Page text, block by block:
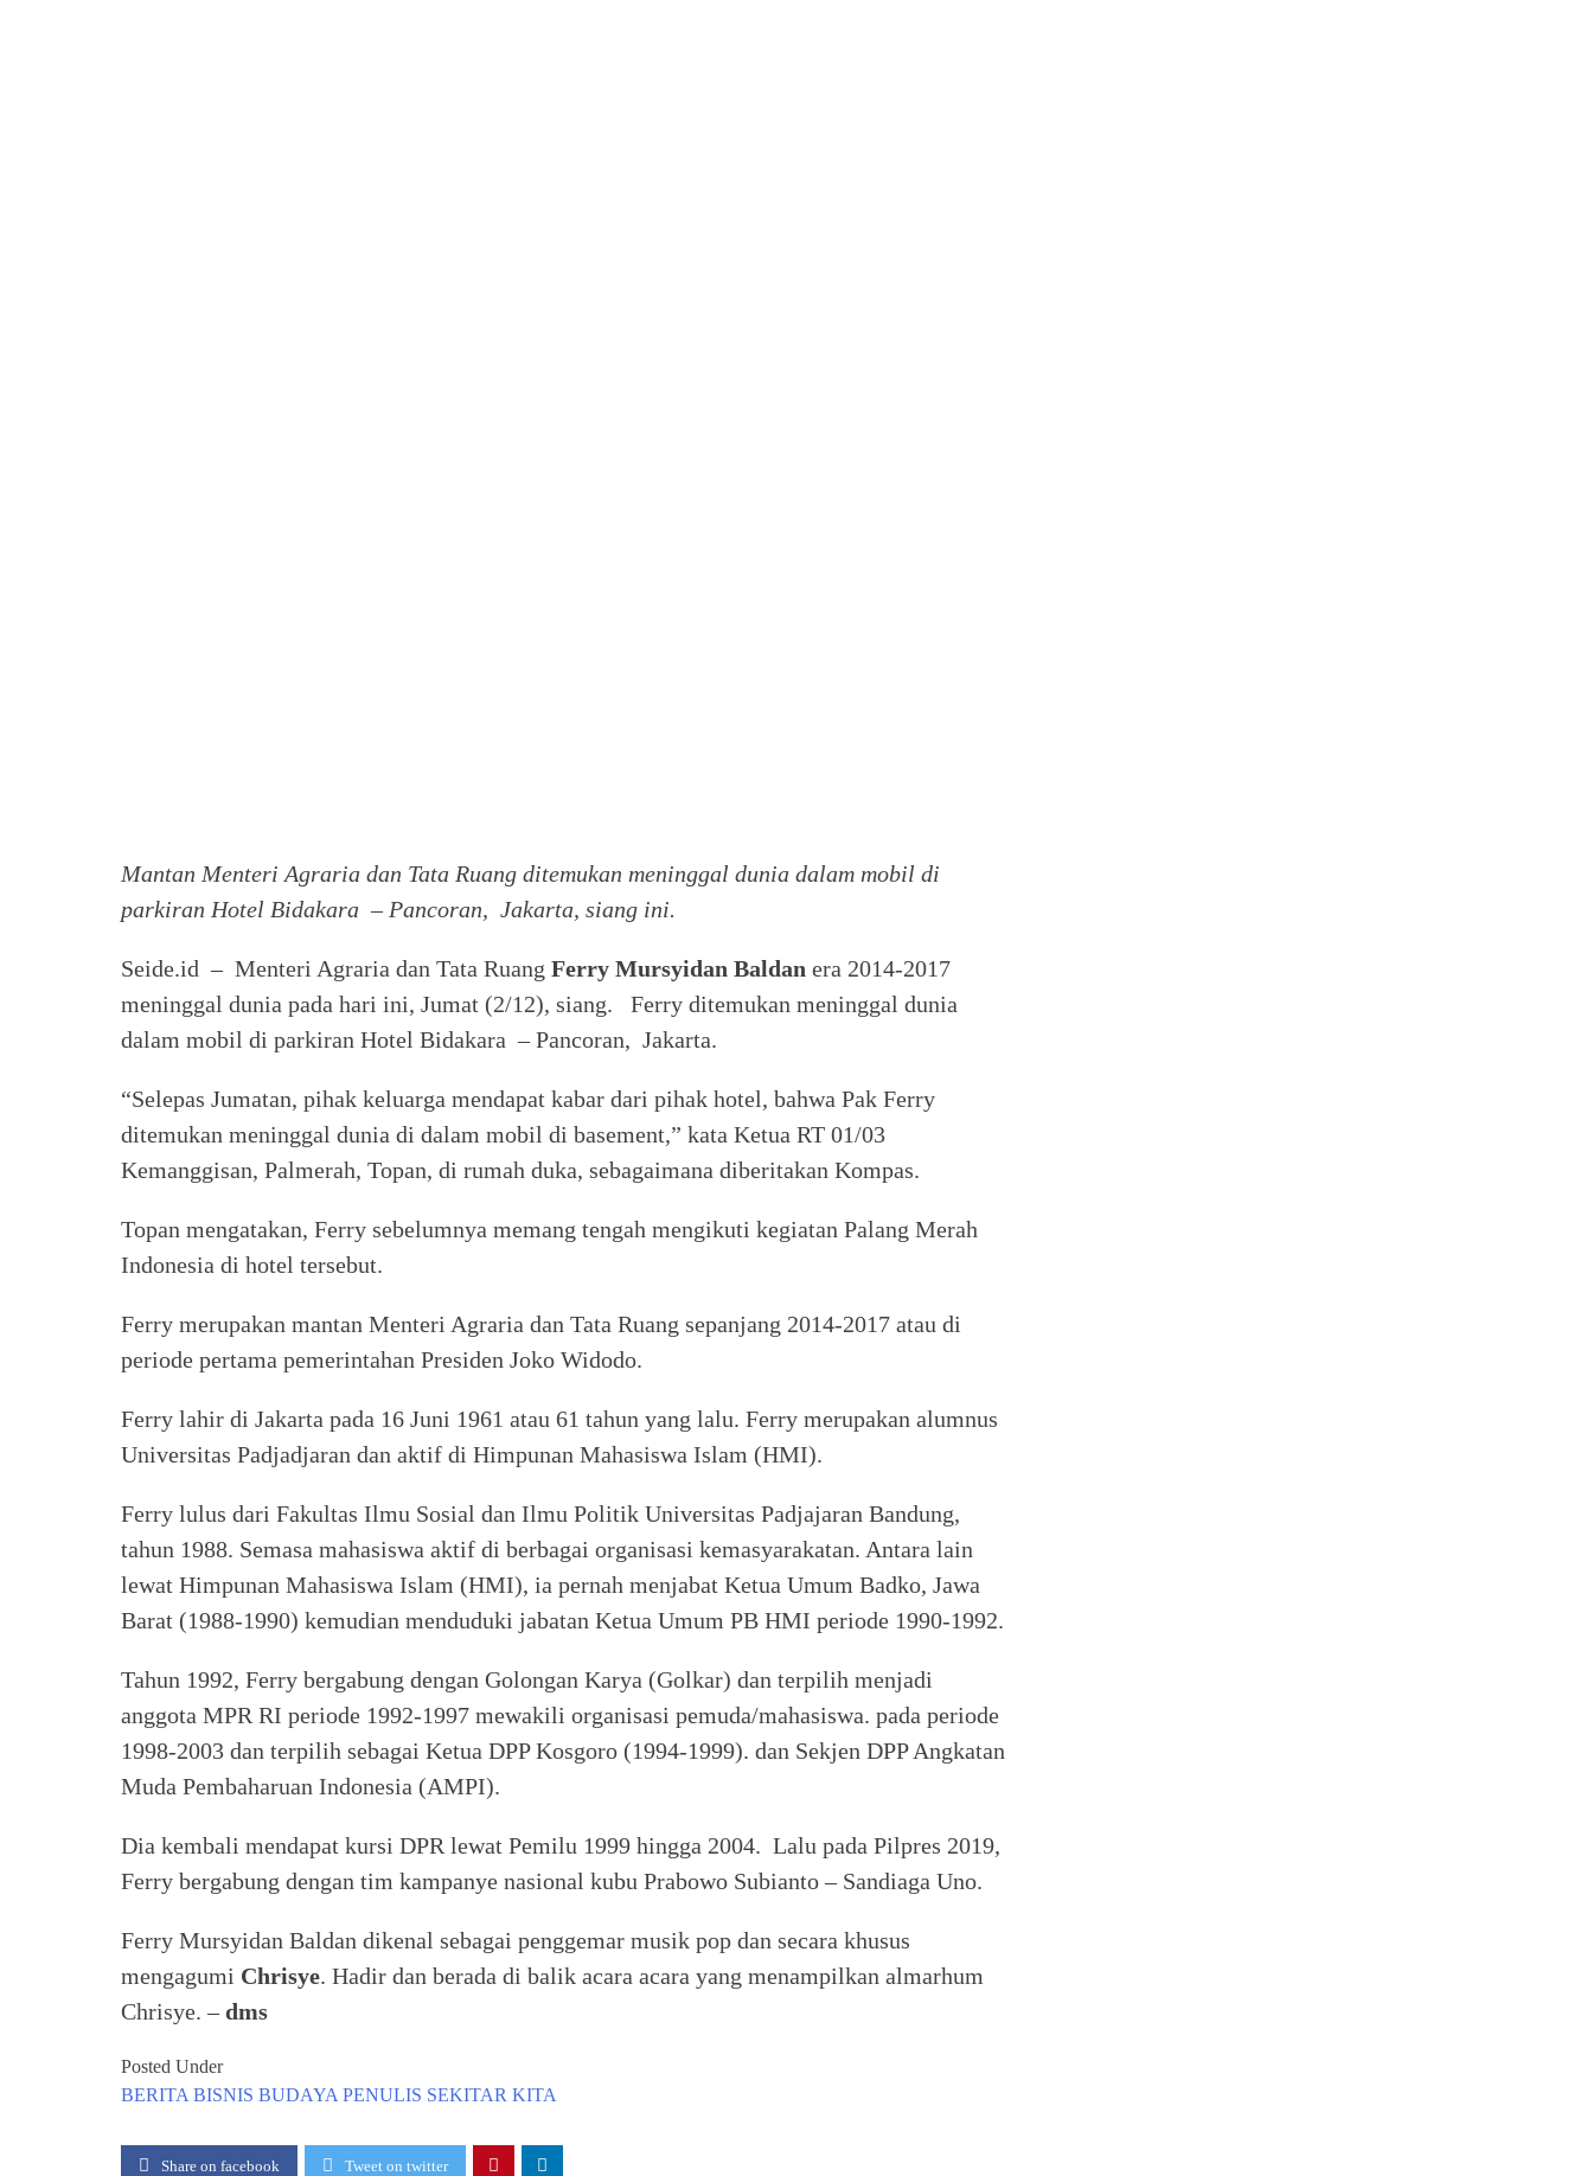
Mantan Menteri Agraria dan Tata Ruang ditemukan meninggal dunia dalam mobil di
parkiran Hotel Bidakara – Pancoran, Jakarta, siang ini.
Seide.id – Menteri Agraria dan Tata Ruang Ferry Mursyidan Baldan era 2014-2017
meninggal dunia pada hari ini, Jumat (2/12), siang. Ferry ditemukan meninggal dunia
dalam mobil di parkiran Hotel Bidakara – Pancoran, Jakarta.
“Selepas Jumatan, pihak keluarga mendapat kabar dari pihak hotel, bahwa Pak Ferry
ditemukan meninggal dunia di dalam mobil di basement,” kata Ketua RT 01/03
Kemanggisan, Palmerah, Topan, di rumah duka, sebagaimana diberitakan Kompas.
Topan mengatakan, Ferry sebelumnya memang tengah mengikuti kegiatan Palang Merah
Indonesia di hotel tersebut.
Ferry merupakan mantan Menteri Agraria dan Tata Ruang sepanjang 2014-2017 atau di
periode pertama pemerintahan Presiden Joko Widodo.
Ferry lahir di Jakarta pada 16 Juni 1961 atau 61 tahun yang lalu. Ferry merupakan alumnus
Universitas Padjadjaran dan aktif di Himpunan Mahasiswa Islam (HMI).
Ferry lulus dari Fakultas Ilmu Sosial dan Ilmu Politik Universitas Padjajaran Bandung,
tahun 1988. Semasa mahasiswa aktif di berbagai organisasi kemasyarakatan. Antara lain
lewat Himpunan Mahasiswa Islam (HMI), ia pernah menjabat Ketua Umum Badko, Jawa
Barat (1988-1990) kemudian menduduki jabatan Ketua Umum PB HMI periode 1990-1992.
Tahun 1992, Ferry bergabung dengan Golongan Karya (Golkar) dan terpilih menjadi
anggota MPR RI periode 1992-1997 mewakili organisasi pemuda/mahasiswa. pada periode
1998-2003 dan terpilih sebagai Ketua DPP Kosgoro (1994-1999). dan Sekjen DPP Angkatan
Muda Pembaharuan Indonesia (AMPI).
Dia kembali mendapat kursi DPR lewat Pemilu 1999 hingga 2004. Lalu pada Pilpres 2019,
Ferry bergabung dengan tim kampanye nasional kubu Prabowo Subianto – Sandiaga Uno.
Ferry Mursyidan Baldan dikenal sebagai penggemar musik pop dan secara khusus
mengagumi Chrisye. Hadir dan berada di balik acara acara yang menampilkan almarhum
Chrisye. –dms
Posted Under
BERITA BISNIS BUDAYA PENULIS SEKITAR KITA
Share on facebook Tweet on twitter